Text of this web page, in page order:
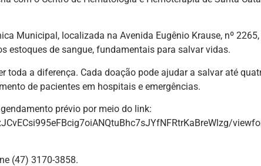
Municipal, localizada na Avenida Eugênio Krause, nº
estoques de sangue, fundamentais para salvar vidas.
toda a diferença. Cada doação pode ajudar a salvar até
de pacientes em hospitais e emergências.
prévio por meio do link:
(47) 3170-3858.